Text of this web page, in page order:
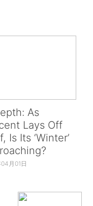
As
Lays Off
Is Its ‘Winter’
月01日